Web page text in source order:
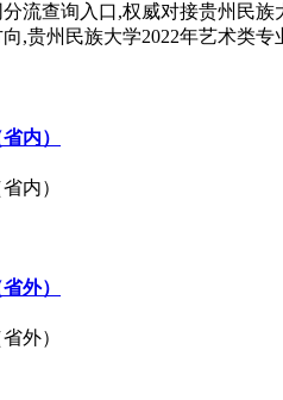
流查询入口,权威对接贵州民
,贵州民族大学2022年艺术类
内）
内）
外）
外）